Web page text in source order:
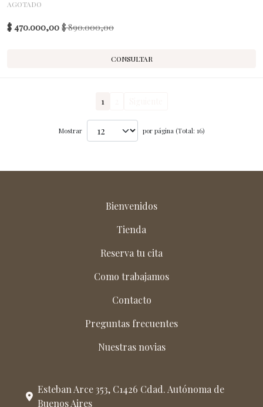
AGOTADO
$ 470.000,00 $ 890.000,00
CONSULTAR
1
Mostrar por página (Total: 16)
Bienvenidos
Tienda
Reserva tu cita
Como trabajamos
Contacto
Preguntas frecuentes
Nuestras novias
Esteban Arce 353, C1426 Cdad. Autónoma de
Buenos Aires